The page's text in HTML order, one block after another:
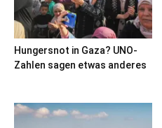
Hungersnot in Gaza? UNO-
Zahlen sagen etwas anderes